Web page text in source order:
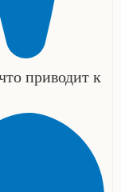
приводит к